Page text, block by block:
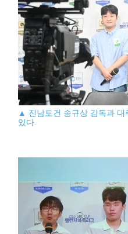
▲ 진남토건 송규상 감독과 대
있다.